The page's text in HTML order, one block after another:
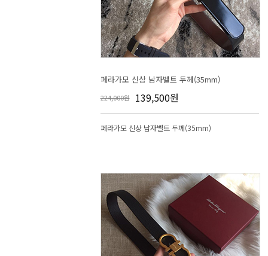
페라가모 신상 남자벨트 두께(35mm)
224,000원 139,500원
페라가모 신상 남자벨트 두께(35mm)